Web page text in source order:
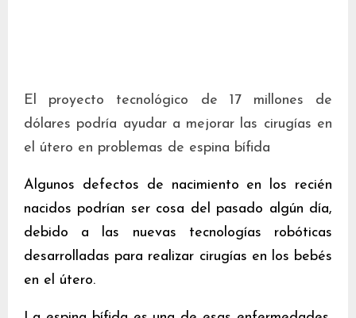
El proyecto tecnológico de 17 millones de
dólares podría ayudar a mejorar las cirugías en
el útero en problemas de espina bífida
Algunos defectos de nacimiento en los recién
nacidos podrían ser cosa del pasado algún día,
debido a las nuevas tecnologías robóticas
desarrolladas para realizar cirugías en los bebés
en el útero.